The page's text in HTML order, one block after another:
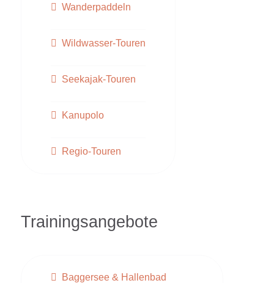
Wanderpaddeln
Wildwasser-Touren
Seekajak-Touren
Kanupolo
Regio-Touren
Trainingsangebote
Baggersee & Hallenbad